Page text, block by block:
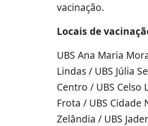
vacinação.
Locais de
UBS Ana Maria
Lindas / UBS Júlia
Centro / UBS Celso
Frota / UBS Cidade
Zelândia / UBS